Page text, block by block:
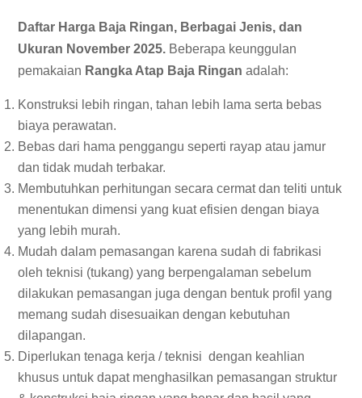
Daftar Harga Baja Ringan, Berbagai Jenis, dan
Ukuran November 2025. Beberapa keunggulan
pemakaian Rangka Atap Baja Ringan adalah:
Konstruksi lebih ringan, tahan lebih lama serta bebas
biaya perawatan.
Bebas dari hama penggangu seperti rayap atau jamur
dan tidak mudah terbakar.
Membutuhkan perhitungan secara cermat dan teliti untuk
menentukan dimensi yang kuat efisien dengan biaya
yang lebih murah.
Mudah dalam pemasangan karena sudah di fabrikasi
oleh teknisi (tukang) yang berpengalaman sebelum
dilakukan pemasangan juga dengan bentuk profil yang
memang sudah disesuaikan dengan kebutuhan
dilapangan.
Diperlukan tenaga kerja / teknisi dengan keahlian
khusus untuk dapat menghasilkan pemasangan struktur